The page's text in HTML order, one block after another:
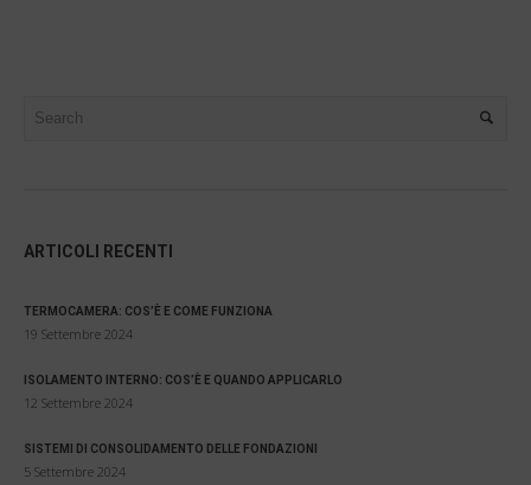
ARTICOLI RECENTI
TERMOCAMERA: COS’È E COME FUNZIONA
19 Settembre 2024
ISOLAMENTO INTERNO: COS’È E QUANDO APPLICARLO
12 Settembre 2024
SISTEMI DI CONSOLIDAMENTO DELLE FONDAZIONI
5 Settembre 2024